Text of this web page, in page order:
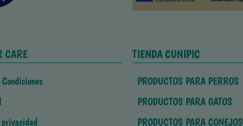
CARE TIENDA CUNIPIC
PRODUCTOS PARA PERROS
PRODUCTOS PARA GATOS
PRODUCTOS PARA CONEJOS